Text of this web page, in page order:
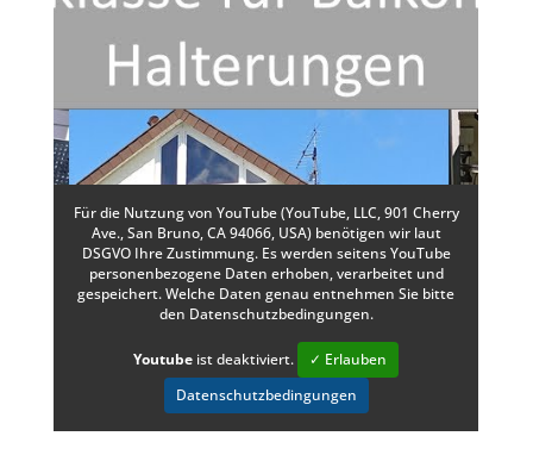
Für die Nutzung von YouTube (YouTube, LLC, 901 Cherry
Ave., San Bruno, CA 94066, USA) benötigen wir laut
DSGVO Ihre Zustimmung. Es werden seitens YouTube
personenbezogene Daten erhoben, verarbeitet und
gespeichert. Welche Daten genau entnehmen Sie bitte
den Datenschutzbedingungen.
Youtube ist deaktiviert.
✓ Erlauben
Datenschutzbedingungen